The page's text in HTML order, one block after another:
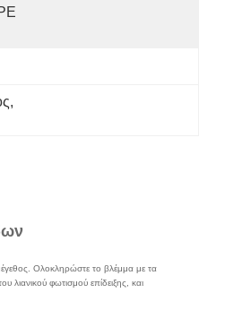
,
Ολοκληρώστε το βλέμμα με τα
φωτισμού επίδειξης, και